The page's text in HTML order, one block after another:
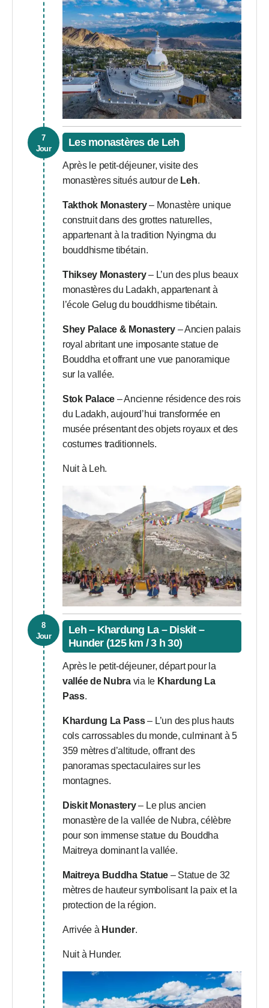
7
Jour
Les monastères de Leh
Après le petit-déjeuner, visite des
monastères situés autour de Leh.
Takthok Monastery– Monastère unique
construit dans des grottes naturelles,
appartenant à la tradition Nyingma du
bouddhisme tibétain.
Thiksey Monastery– L’un des plus beaux
monastères du Ladakh, appartenant à
l’école Gelug du bouddhisme tibétain.
Shey Palace & Monastery– Ancien palais
royal abritant une imposante statue de
Bouddha et offrant une vue panoramique
sur la vallée.
Stok Palace – Ancienne résidence des rois
du Ladakh, aujourd’hui transformée en
musée présentant des objets royaux et des
costumes traditionnels.
Nuit à Leh.
8
Jour
Leh – Khardung La – Diskit –
Hunder (125 km / 3 h 30)
Après le petit-déjeuner, départ pour la
vallée de Nubravia le Khardung La
Pass.
Khardung La Pass– L’un des plus hauts
cols carrossables du monde, culminant à 5
359 mètres d’altitude, offrant des
panoramas spectaculaires sur les
montagnes.
Diskit Monastery– Le plus ancien
monastère de la vallée de Nubra, célèbre
pour son immense statue du Bouddha
Maitreya dominant la vallée.
Maitreya Buddha Statue – Statue de 32
mètres de hauteur symbolisant la paix et la
protection de la région.
Arrivée à Hunder.
Nuit à Hunder.